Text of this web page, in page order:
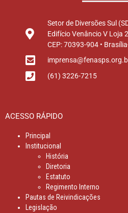
Setor de Diversões Sul
Edifício Venâncio V Loja
CEP: 70393-904 •
(61) 3226-7215
ACESSO RÁPIDO
Principal
Institucional
História
Diretoria
Estatuto
Regimento Interno
Pautas de Reivindicações
Legislação